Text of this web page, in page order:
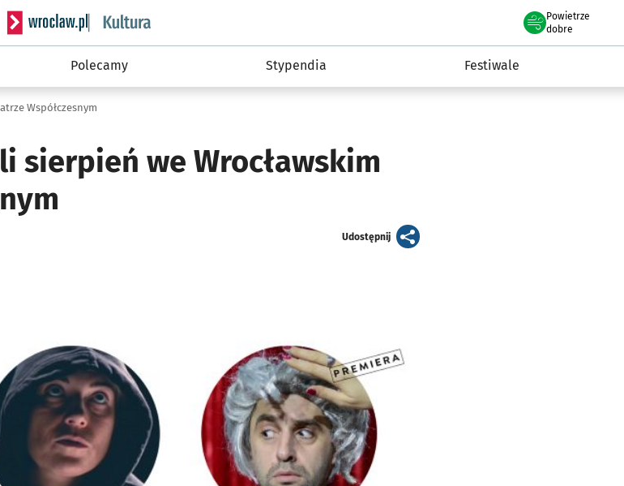
Serwis informacyjny wroclaw.pl podserwis: Kultura
Powietrze
we Wrocławiu
dobre
Polecamy Stypendia Festiwale
Współczesnym
sierpień we Wrocławskim
Udostępnijartykuł